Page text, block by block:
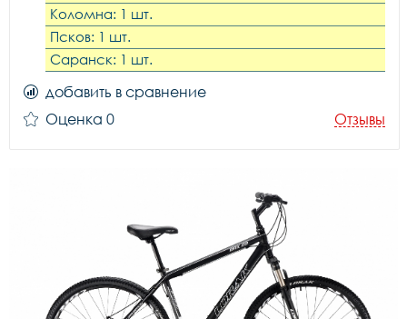
Коломна: 1 шт.
Псков: 1 шт.
Саранск: 1 шт.
добавить в сравнение
Оценка 0
Отзывы